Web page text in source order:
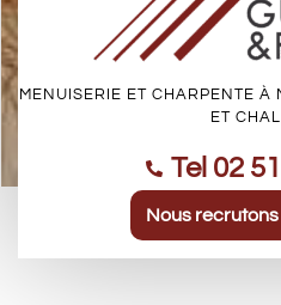
MENUISERIE ET CHARPENTE À
ET
Tel 02
Nous